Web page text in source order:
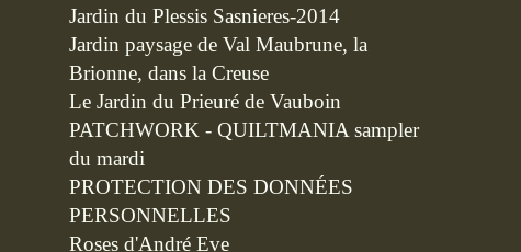
Jardin du Plessis Sasnieres-2014
Jardin paysage de Val Maubrune, la
Brionne, dans la Creuse
Le Jardin du Prieuré de Vauboin
PATCHWORK - QUILTMANIA sampler
du mardi
PROTECTION DES DONNÉES
PERSONNELLES
Roses d'André Eve